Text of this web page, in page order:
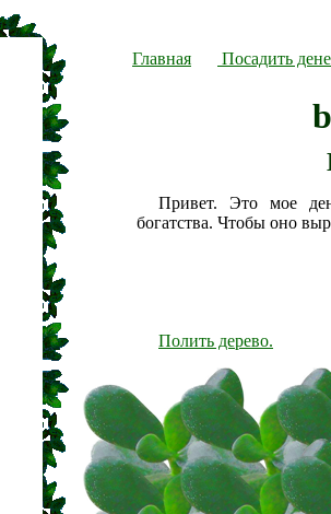
Главная Посадить
Привет. Это мое
богатства. Чтобы оно
Полить дерево.